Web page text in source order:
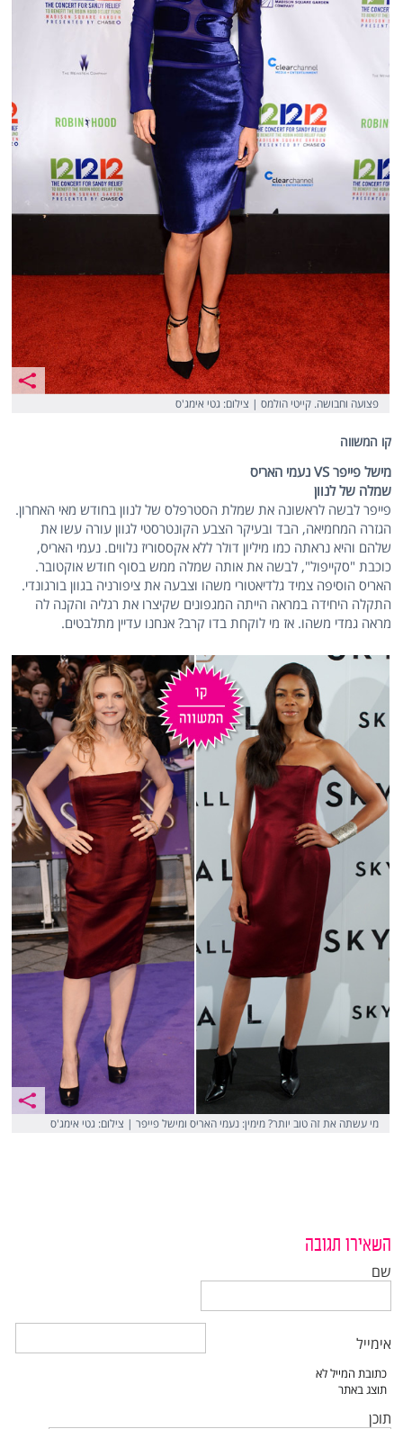
פצועה וחבושה. קייטי הולמס | צילום: גטי אימג'ס
קו המשווה
מישל פייפר VS נעמי האריס
שמלה של לנוון
פייפר לבשה לראשונה את שמלת הסטרפלס של לנוון בחודש מאי האחרון.
הגזרה המחמיאה, הבד ובעיקר הצבע הקונטרסטי לגוון עורה עשו את
שלהם והיא נראתה כמו מיליון דולר ללא אקססוריז נלווים. נעמי האריס,
כוכבת "סקייפול", לבשה את אותה שמלה ממש בסוף חודש אוקטובר.
האריס הוסיפה צמיד גלדיאטורי משהו וצבעה את ציפורניה בגוון בורגונדי.
התקלה היחידה במראה הייתה המגפונים שקיצרו את רגליה והקנה לה
מראה גמדי משהו. אז מי לוקחת בדו קרב? אנחנו עדיין מתלבטים.
מי עשתה את זה טוב יותר? מימין: נעמי האריס ומישל פייפר | צילום: גטי אימג'ס
השאירו תגובה
שם
אימייל
תוכן